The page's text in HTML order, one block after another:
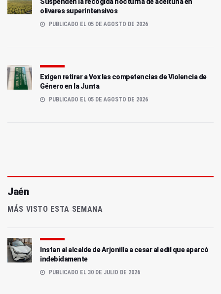
olivares superintensivos
PUBLICADO EL 05 DE AGOSTO DE 2026
Exigen retirar a Vox las competencias de Violencia de
Género en la Junta
PUBLICADO EL 05 DE AGOSTO DE 2026
Jaén
MÁS VISTO ESTA SEMANA
Instan al alcalde de Arjonilla a cesar al edil que aparcó
indebidamente
PUBLICADO EL 30 DE JULIO DE 2026